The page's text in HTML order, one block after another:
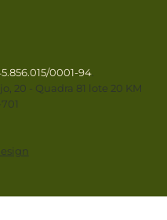
0001-94.
20 - Quadra 81 lote 20 KM